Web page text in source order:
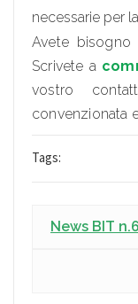
necessarie per
Avete
Scrivete a
vostro
convenzionata
Tags:
News BIT